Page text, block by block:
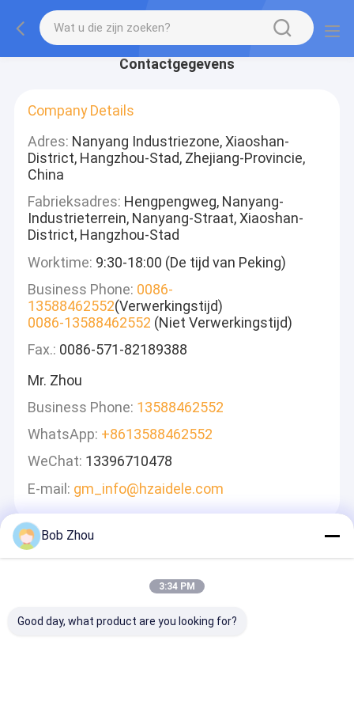
Contactgegevens
Company Details
Adres: Nanyang Industriezone, Xiaoshan-
District, Hangzhou-Stad, Zhejiang-Provincie,
China
Fabrieksadres: Hengpengweg, Nanyang-
Industrieterrein, Nanyang-Straat, Xiaoshan-
District, Hangzhou-Stad
Worktime: 9:30-18:00 (De tijd van Peking)
Business Phone: 0086-
13588462552(Verwerkingstijd)
0086-13588462552 (Niet Verwerkingstijd)
Fax.: 0086-571-82189388
Mr. Zhou
Business Phone: 13588462552
WhatsApp: +8613588462552
WeChat: 13396710478
E-mail: gm_info@hzaidele.com
Laat Een Bericht Achter
Bob Zhou
3:34 PM
Good day, what product are you looking for?